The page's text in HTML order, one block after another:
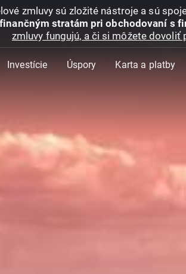
zmluvy sú zložité nástroje a sú
stratám pri obchodovaní s
zmluvy fungujú, a či si môžete
Investície Úspory Karta a platby